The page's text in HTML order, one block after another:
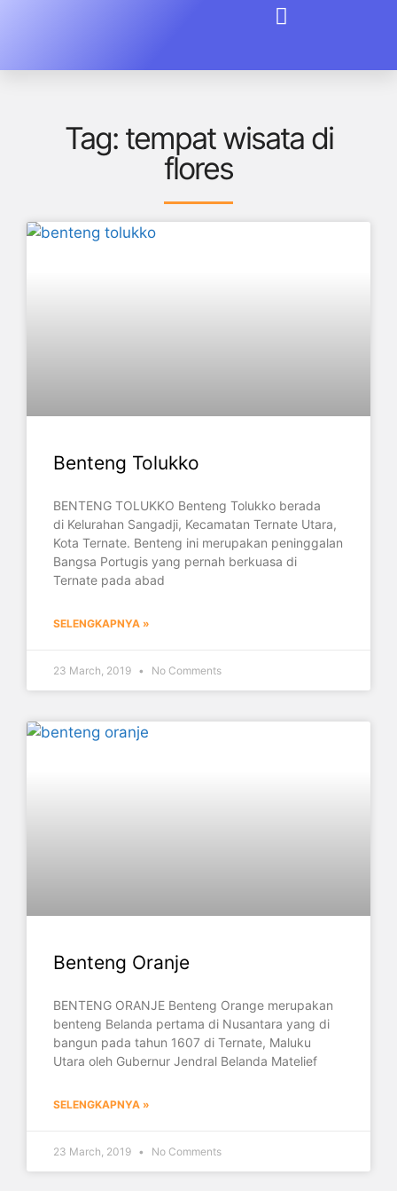
Tag: tempat wisata di
flores
Benteng Tolukko
BENTENG TOLUKKO Benteng Tolukko berada
di Kelurahan Sangadji, Kecamatan Ternate Utara,
Kota Ternate. Benteng ini merupakan peninggalan
Bangsa Portugis yang pernah berkuasa di
Ternate pada abad
SELENGKAPNYA »
23 March, 2019 No Comments
Benteng Oranje
BENTENG ORANJE Benteng Orange merupakan
benteng Belanda pertama di Nusantara yang di
bangun pada tahun 1607 di Ternate, Maluku
Utara oleh Gubernur Jendral Belanda Matelief
SELENGKAPNYA »
23 March, 2019 No Comments